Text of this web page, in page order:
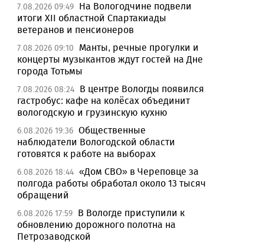
7.08.2026 09:49 На Вологодчине подвели
итоги XII областной Спартакиады
ветеранов и пенсионеров
7.08.2026 09:10
Манты, речные прогулки и
концерты музыкантов ждут гостей на Дне
города Тотьмы
7.08.2026 08:24 В центре Вологды появился
гастробус: кафе на колёсах объединит
вологодскую и грузинскую кухню
6.08.2026 19:36 Общественные
наблюдатели Вологодской области
готовятся к работе на выборах
6.08.2026 18:44 «Дом СВО» в Череповце за
полгода работы обработал около 13 тысяч
обращений
6.08.2026 17:59 В Вологде приступили к
обновлению дорожного полотна на
Петрозаводской